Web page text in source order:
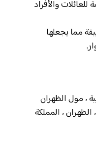
والأفراد
مما يجعلها
، مول الظهران
بوليفارد مول العرب ، بوابة 5 ، الظهران ، المملكة